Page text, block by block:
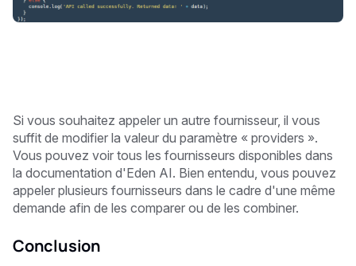
Si vous souhaitez appeler un autre fournisseur, il vous
suffit de modifier la valeur du paramètre « providers ».
Vous pouvez voir tous les fournisseurs disponibles dans
la documentation d'Eden AI. Bien entendu, vous pouvez
appeler plusieurs fournisseurs dans le cadre d'une même
demande afin de les comparer ou de les combiner.
Conclusion